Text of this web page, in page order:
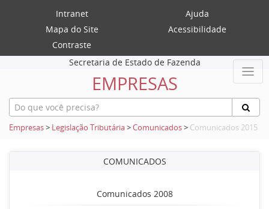
Intranet
Ajuda
Mapa do Site
Acessibilidade
Contraste
Secretaria de Estado de Fazenda
EMPRESAS
Empresas> Legislação Tributária>Comunicados> Comunicados 2015
COMUNICADOS
Comunicados 2008